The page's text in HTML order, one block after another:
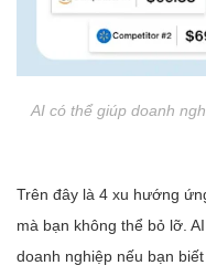
AI có thể giúp doanh
Trên đây là 4 xu hướng
mà bạn không thể bỏ lỡ.
doanh nghiệp nếu bạn